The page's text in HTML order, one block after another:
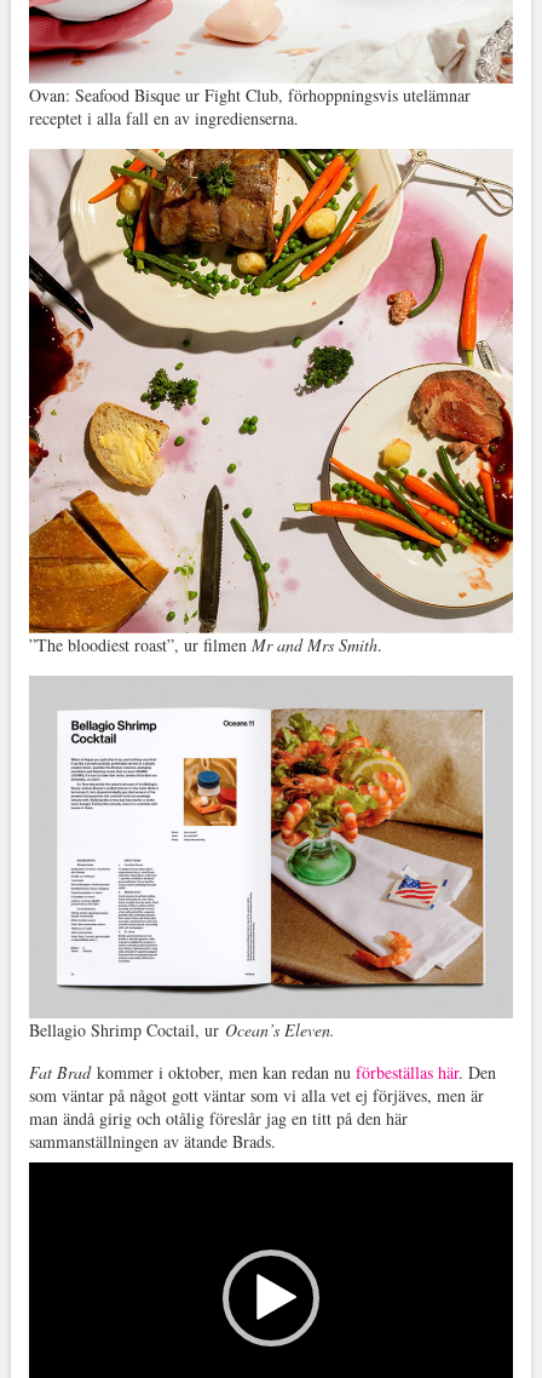
Ovan: Seafood Bisque ur Fight Club, förhoppningsvis utelämnar
receptet i alla fall en av ingredienserna.
”The bloodiest roast”, ur filmen Mr and Mrs Smith.
Bellagio Shrimp Coctail, ur Ocean’s Eleven.
Fat Bradkommer i oktober, men kan redan nu förbeställas här. Den
som väntar på något gott väntar som vi alla vet ej förjäves, men är
man ändå girig och otålig föreslår jag en titt på den här
sammanställningen av ätande Brads.